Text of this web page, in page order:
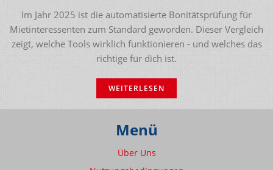
Im Jahr 2025 ist die automatisierte Bonitätsprüfung für
Mietinteressenten zum Standard geworden. Dieser Vergleich
zeigt, welche Tools wirklich funktionieren - und welches das
richtige für dich ist.
WEITERLESEN
Menü
Über Uns